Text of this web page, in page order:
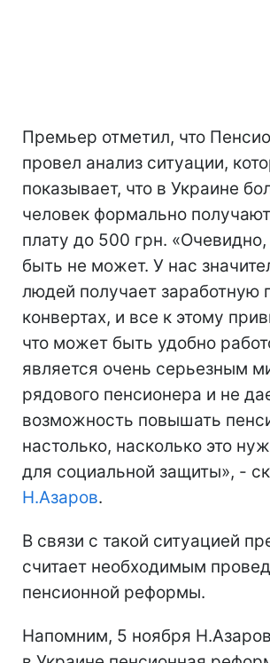
Премьер отметил, что
провел анализ ситуации,
показывает, что в Украине
человек формально
плату до 500 грн. «Очевидно,
быть не может. У нас
людей получает заработную
конвертах, и все к этому
что может быть удобно
является очень серьезным
рядового пенсионера и не
возможность повышать
настолько, насколько это
для социальной защиты», -
Н.Азаров.
В связи с такой ситуацией
считает необходимым
пенсионной реформы.
Напомним, 5 ноября